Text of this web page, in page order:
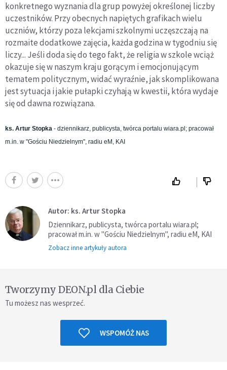
konkretnego wyznania dla grup powyżej określonej liczby
uczestników. Przy obecnych napiętych grafikach wielu
uczniów, którzy poza lekcjami szkolnymi uczęszczają na
rozmaite dodatkowe zajęcia, każda godzina w tygodniu się
liczy... Jeśli doda się do tego fakt, że religia w szkole wciąż
okazuje się w naszym kraju gorącym i emocjonującym
tematem politycznym, widać wyraźnie, jak skomplikowana
jest sytuacja i jakie pułapki czyhają w kwestii, która wydaje
się od dawna rozwiązana.
ks. Artur Stopka - dziennikarz, publicysta, twórca portalu wiara.pl; pracował
m.in. w "Gościu Niedzielnym", radiu eM, KAI
Autor: ks. Artur Stopka
Dziennikarz, publicysta, twórca portalu wiara.pl;
pracował m.in. w "Gościu Niedzielnym", radiu eM, KAI
Zobacz inne artykuły autora
Tworzymy DEON.pl dla Ciebie
Tu możesz nas wesprzeć.
WSPOMÓŻ NAS